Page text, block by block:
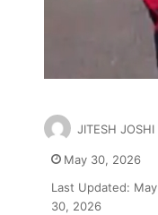
JITESH JOSHI
May 30, 2026
Last Updated: May
30, 2026